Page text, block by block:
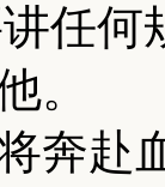
任何
。
奔赴